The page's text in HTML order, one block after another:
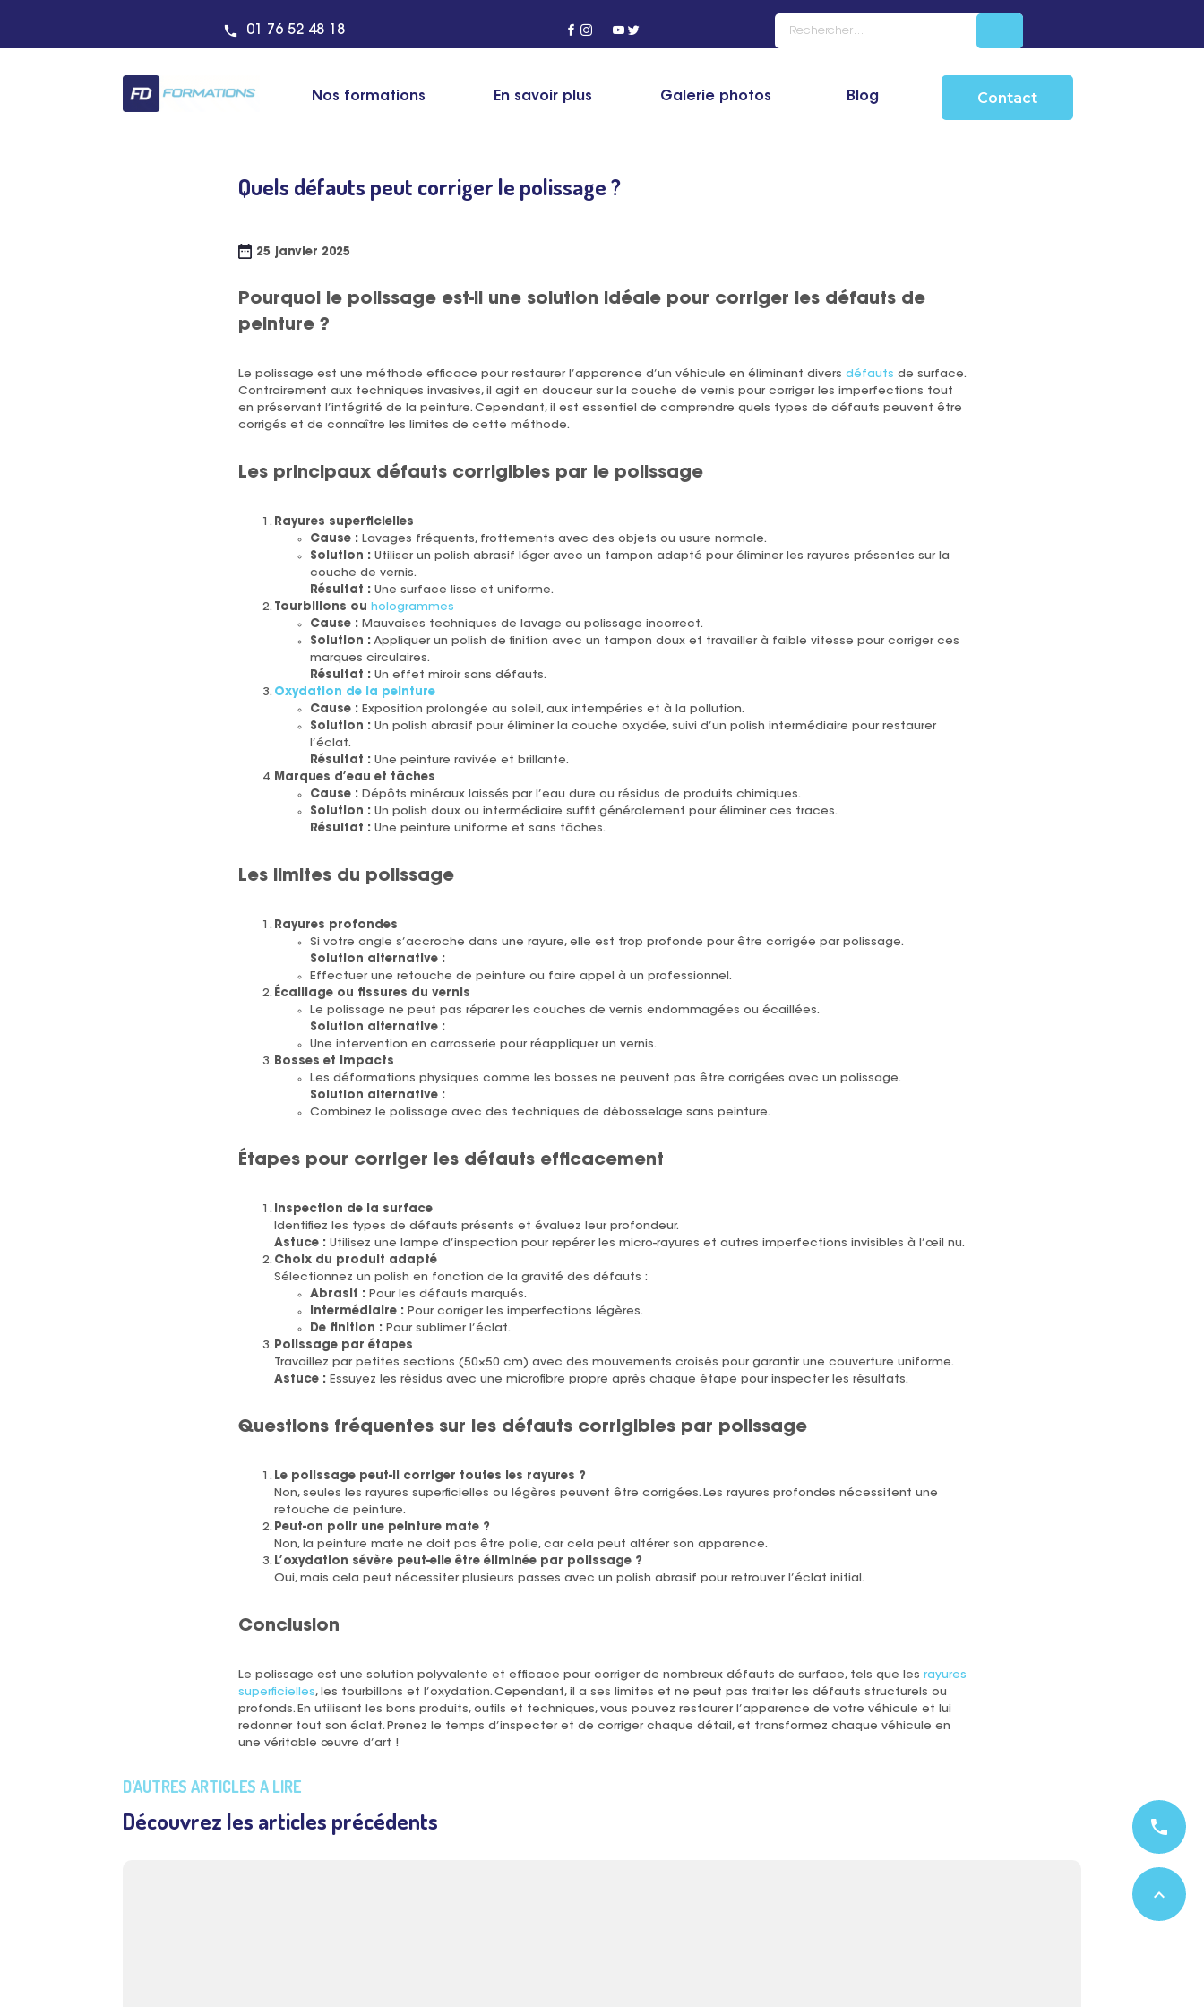
01 76 52 48 18
Nos formations En savoir plus Galerie photos Blog Contact
Quels défauts peut corriger le polissage ?
25 janvier 2025
Pourquoi le polissage est-il une solution idéale pour corriger les défauts de
peinture ?
Le polissage est une méthode efficace pour restaurer l’apparence d’un véhicule en éliminant divers défauts de surface.
Contrairement aux techniques invasives, il agit en douceur sur la couche de vernis pour corriger les imperfections tout
en préservant l’intégrité de la peinture. Cependant, il est essentiel de comprendre quels types de défauts peuvent être
corrigés et de connaître les limites de cette méthode.
Les principaux défauts corrigibles par le polissage
Rayures superficielles
Cause :Lavages fréquents, frottements avec des objets ou usure normale.
Solution :Utiliser un polish abrasif léger avec un tampon adapté pour éliminer les rayures présentes sur la
couche de vernis.
Résultat :Une surface lisse et uniforme.
Tourbillons ou hologrammes
Cause :Mauvaises techniques de lavage ou polissage incorrect.
Solution :Appliquer un polish de finition avec un tampon doux et travailler à faible vitesse pour corriger ces
marques circulaires.
Résultat :Un effet miroir sans défauts.
Oxydation de la peinture
Cause :Exposition prolongée au soleil, aux intempéries et à la pollution.
Solution :Un polish abrasif pour éliminer la couche oxydée, suivi d’un polish intermédiaire pour restaurer
l’éclat.
Résultat :Une peinture ravivée et brillante.
Marques d’eau et tâches
Cause :Dépôts minéraux laissés par l’eau dure ou résidus de produits chimiques.
Solution :Un polish doux ou intermédiaire suffit généralement pour éliminer ces traces.
Résultat :Une peinture uniforme et sans tâches.
Les limites du polissage
Rayures profondes
Si votre ongle s’accroche dans une rayure, elle est trop profonde pour être corrigée par polissage.
Solution alternative :
Effectuer une retouche de peinture ou faire appel à un professionnel.
Écaillage ou fissures du vernis
Le polissage ne peut pas réparer les couches de vernis endommagées ou écaillées.
Solution alternative :
Une intervention en carrosserie pour réappliquer un vernis.
Bosses et impacts
Les déformations physiques comme les bosses ne peuvent pas être corrigées avec un polissage.
Solution alternative :
Combinez le polissage avec des techniques de débosselage sans peinture.
Étapes pour corriger les défauts efficacement
Inspection de la surface
Identifiez les types de défauts présents et évaluez leur profondeur.
Astuce :Utilisez une lampe d’inspection pour repérer les micro-rayures et autres imperfections invisibles à l’œil nu.
Choix du produit adapté
Sélectionnez un polish en fonction de la gravité des défauts :
Abrasif :Pour les défauts marqués.
Intermédiaire :Pour corriger les imperfections légères.
De finition :Pour sublimer l’éclat.
Polissage par étapes
Travaillez par petites sections (50×50 cm) avec des mouvements croisés pour garantir une couverture uniforme.
Astuce :Essuyez les résidus avec une microfibre propre après chaque étape pour inspecter les résultats.
Questions fréquentes sur les défauts corrigibles par polissage
Le polissage peut-il corriger toutes les rayures ?
Non, seules les rayures superficielles ou légères peuvent être corrigées. Les rayures profondes nécessitent une
retouche de peinture.
Peut-on polir une peinture mate ?
Non, la peinture mate ne doit pas être polie, car cela peut altérer son apparence.
L’oxydation sévère peut-elle être éliminée par polissage ?
Oui, mais cela peut nécessiter plusieurs passes avec un polish abrasif pour retrouver l’éclat initial.
Conclusion
Le polissage est une solution polyvalente et efficace pour corriger de nombreux défauts de surface, tels que les rayures
superficielles, les tourbillons et l’oxydation. Cependant, il a ses limites et ne peut pas traiter les défauts structurels ou
profonds. En utilisant les bons produits, outils et techniques, vous pouvez restaurer l’apparence de votre véhicule et lui
redonner tout son éclat. Prenez le temps d’inspecter et de corriger chaque détail, et transformez chaque véhicule en
une véritable œuvre d’art !
D'AUTRES ARTICLES À LIRE
Découvrez les articles précédents phone
expand_less